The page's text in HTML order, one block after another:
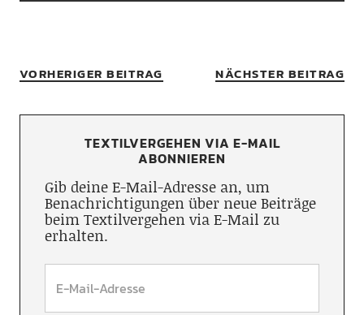
VORHERIGER BEITRAG NÄCHSTER BEITRAG
TEXTILVERGEHEN VIA E-MAIL
ABONNIEREN
Gib deine E-Mail-Adresse an, um
Benachrichtigungen über neue Beiträge
beim Textilvergehen via E-Mail zu
erhalten.